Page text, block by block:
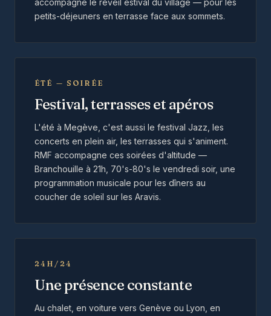
accompagne le réveil estival du village — pour les
petits-déjeuners en terrasse face aux sommets.
ÉTÉ — SOIRÉE
Festival, terrasses et apéros
L'été à Megève, c'est aussi le festival Jazz, les
concerts en plein air, les terrasses qui s'animent.
RMF accompagne ces soirées d'altitude —
Branchouille à 21h, 70's-80's le vendredi soir, une
programmation musicale pour les dîners au
coucher de soleil sur les Aravis.
24H/24
Une présence constante
Au chalet, en voiture vers Genève ou Lyon, en